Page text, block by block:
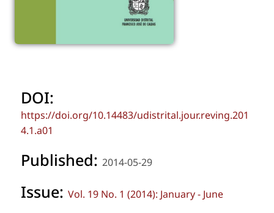
DOI:
https://doi.org/10.14483/udistrital.jour.reving.201
4.1.a01
Published: 2014-05-29
Issue: Vol. 19 No. 1 (2014): January - June